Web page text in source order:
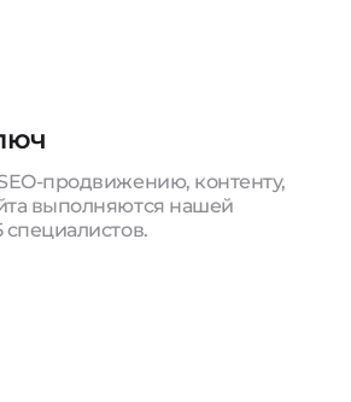
продвижению, контенту,
выполняются нашей